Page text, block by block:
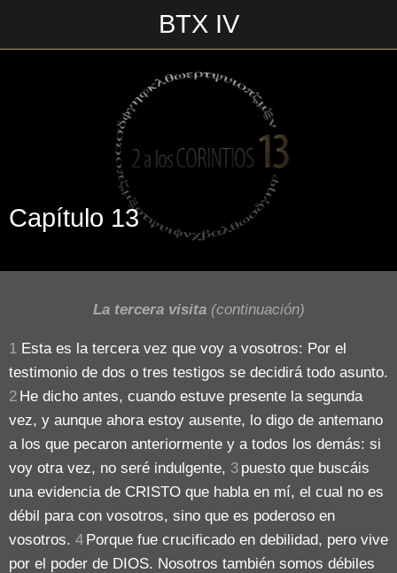
BTX IV
Escrito en 18/06/2018\n \n
Capítulo 13
La tercera visita (continuación)
1 Esta es la tercera vez que voy a vosotros: Por el
testimonio de dos o tres testigos se decidirá todo asunto.
2 He dicho antes, cuando estuve presente la segunda
vez, y aunque ahora estoy ausente, lo digo de antemano
a los que pecaron anteriormente y a todos los demás: si
voy otra vez, no seré indulgente, 3 puesto que buscáis
una evidencia de CRISTO que habla en mí, el cual no es
débil para con vosotros, sino que es poderoso en
vosotros. 4 Porque fue crucificado en debilidad, pero vive
por el poder de DIOS. Nosotros también somos débiles